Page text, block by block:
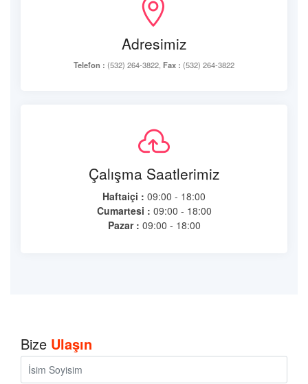
Adresimiz
Telefon : (532) 264-3822, Fax : (532) 264-3822
Çalışma Saatlerimiz
Haftaiçi : 09:00 - 18:00
Cumartesi : 09:00 - 18:00
Pazar : 09:00 - 18:00
Bize Ulaşın